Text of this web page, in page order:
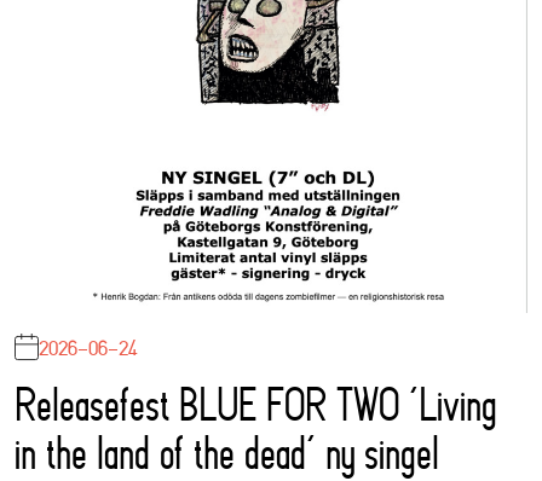
2026-06-24
Releasefest BLUE FOR TWO ‘Living
in the land of the dead’ ny singel